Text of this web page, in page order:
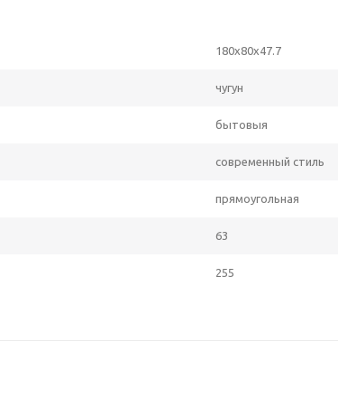
180x80x47.7
чугун
бытовыя
современный стиль
прямоугольная
63
255